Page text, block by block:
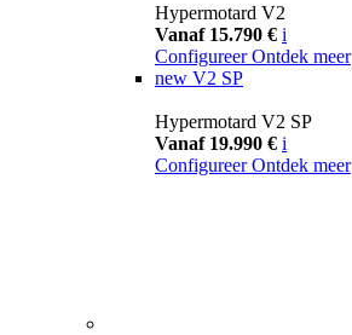
Hypermotard V2
Vanaf 15.790 € i
Configureer Ontdek meer
new V2 SP
Hypermotard V2 SP
Vanaf 19.990 € i
Configureer Ontdek meer